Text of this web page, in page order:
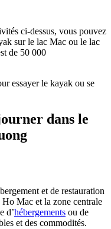
ci-dessus, vous pouvez
sur le lac Mac ou le lac
de 50 000
essayer le kayak ou se
dans le
et de restauration
Mac et la zone centrale
d’hébergements ou de
et des commodités.